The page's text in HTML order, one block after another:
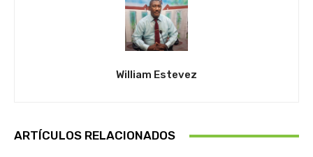
William Estevez
ARTÍCULOS RELACIONADOS